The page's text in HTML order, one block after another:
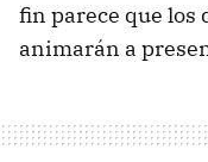
fin parece que los
animarán a